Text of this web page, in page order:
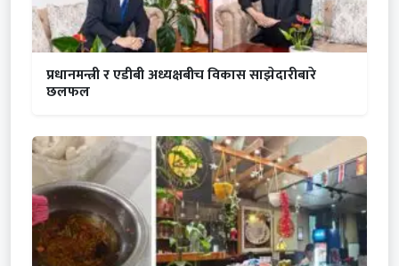
प्रधानमन्त्री र एडीबी अध्यक्षबीच विकास साझेदारीबारे
छलफल